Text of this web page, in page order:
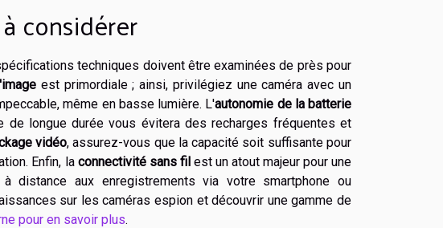
considérer
techniques doivent être examinées de près pour
est primordiale ; ainsi, privilégiez une caméra avec un
même en basse lumière. L'autonomie de la batterie
de longue durée vous évitera des recharges fréquentes et
vidéo, assurez-vous que la capacité soit suffisante pour
Enfin, la connectivité sans filest un atout majeur pour une
distance aux enregistrements via votre smartphone ou
sur les caméras espion et découvrir une gamme de
pour en savoir plus.